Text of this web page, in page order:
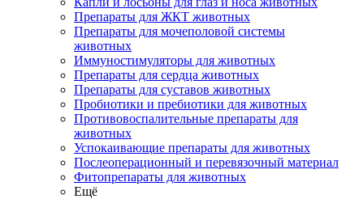
Препараты для ЖКТ животных
Препараты для мочеполовой системы
животных
Иммуностимуляторы для животных
Препараты для сердца животных
Препараты для суставов животных
Пробиотики и пребиотики для животных
Противовоспалительные препараты для
животных
Успокаивающие препараты для животных
Послеоперационный и перевязочный материал
Фитопрепараты для животных
Ещё